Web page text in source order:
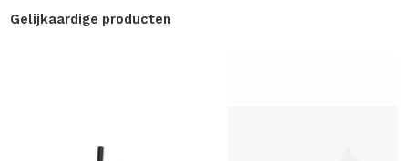
Gelijkaardige producten